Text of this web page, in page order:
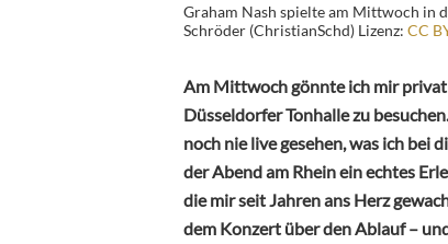
Graham Nash spielte am Mittwoch in
Schröder (ChristianSchd) Lizenz: CC
Am Mittwoch gönnte ich mir privat
Düsseldorfer Tonhalle zu
noch nie live gesehen, was ich bei
der Abend am Rhein ein echtes
die mir seit Jahren ans Herz
dem Konzert über den Ablauf –